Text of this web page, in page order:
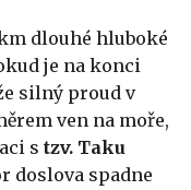
dlouhé hluboké
je na konci
silný proud v
ven na moře,
s tzv. Taku
doslova spadne